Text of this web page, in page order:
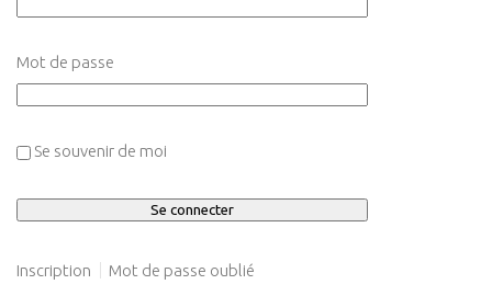
Mot de passe
Se souvenir de moi
Inscription Mot de passe oublié